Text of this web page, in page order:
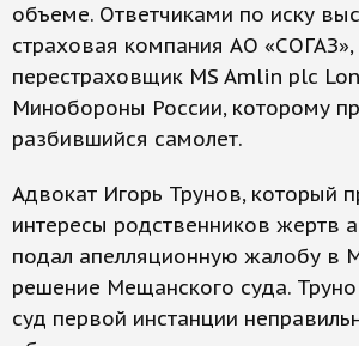
объеме. Ответчиками по иску
страховая компания АО «СОГАЗ»,
перестраховщик MS Amlin plc
Минобороны России, которому
разбившийся самолет.
Адвокат Игорь Трунов, который
интересы родственников жертв
подал апелляционную жалобу в
решение Мещанского суда.
суд первой инстанции